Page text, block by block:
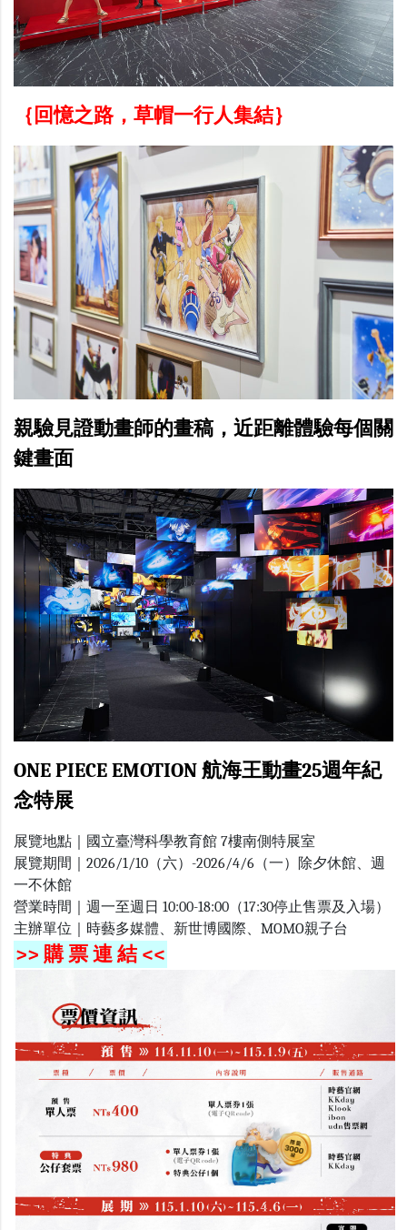
｛回憶之路，草帽一行人集結｝
親驗見證動畫師的畫稿，近距離體驗每個關
鍵畫面
ONE PIECE EMOTION 航海王動畫25週年紀
念特展
展覽地點｜國立臺灣科學教育館 7樓南側特展室
展覽期間｜2026/1/10（六）-2026/4/6（一）除夕休館、週
一不休館
營業時間｜週一至週日 10:00-18:00（17:30停止售票及入場）
主辦單位｜時藝多媒體、新世博國際、MOMO親子台
>> 購 票 連 結 <<